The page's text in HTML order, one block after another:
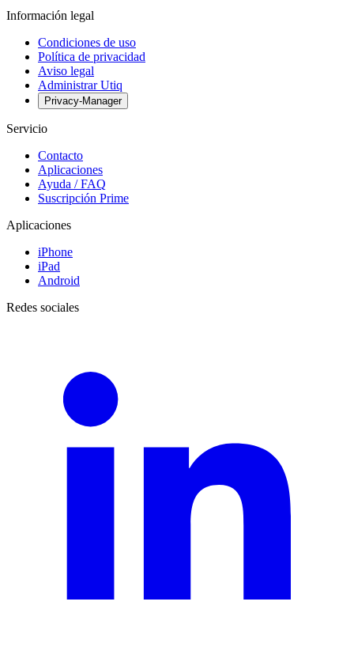
Información legal
Condiciones de uso
Política de privacidad
Aviso legal
Administrar Utiq
Privacy-Manager
Servicio
Contacto
Aplicaciones
Ayuda / FAQ
Suscripción Prime
Aplicaciones
iPhone
iPad
Android
Redes sociales